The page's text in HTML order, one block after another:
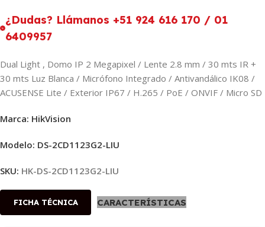
¿Dudas? Llámanos +51 924 616 170 / 01
6409957
Dual Light , Domo IP 2 Megapixel / Lente 2.8 mm / 30 mts IR +
30 mts Luz Blanca / Micrófono Integrado / Antivandálico IK08 /
ACUSENSE Lite / Exterior IP67 / H.265 / PoE / ONVIF / Micro SD
Marca: HikVision
Modelo: DS-2CD1123G2-LIU
SKU: HK-DS-2CD1123G2-LIU
FICHA TÉCNICA CARACTERÍSTICAS